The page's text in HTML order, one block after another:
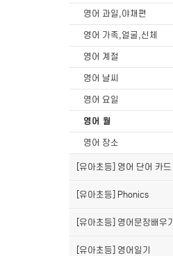
영어 과일,야채편
영어 가족,얼굴,신체
영어 계절
영어 날씨
영어 요일
영어 월
영어 장소
[유아초등] 영어 단어 카드
[유아초등] Phonics
[유아초등] 영어문장배우기
[유아초등] 영어일기